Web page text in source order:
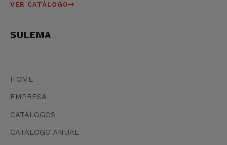
VER CATÁLOGO
SULEMA
HOME
EMPRESA
CATÁLOGOS
CATÁLOGO ANUAL